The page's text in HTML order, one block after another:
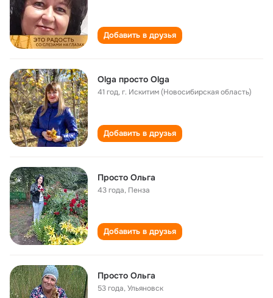
Добавить в друзья
Olga просто Olga
41 год,г. Искитим (Новосибирская область)
Добавить в друзья
Просто Ольга
43 года, Пенза
Добавить в друзья
Просто Ольга
53 года,Ульяновск